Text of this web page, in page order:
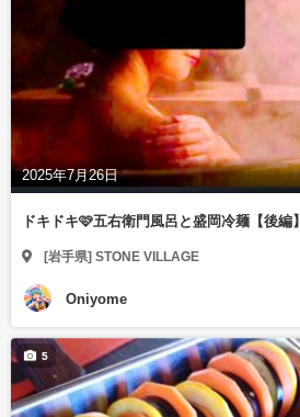
2025年7月26日
ドキドキ🩷五右衛門風呂と盛岡冷麺【後編】
[岩手県] STONE VILLAGE
Oniyome
5